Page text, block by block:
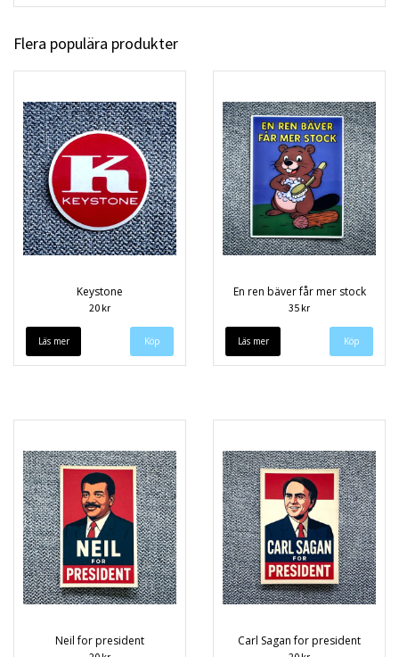
Flera populära produkter
Keystone
20 kr
Läs mer
En ren bäver får mer stock
35 kr
Läs mer
Neil for president Carl Sagan for president